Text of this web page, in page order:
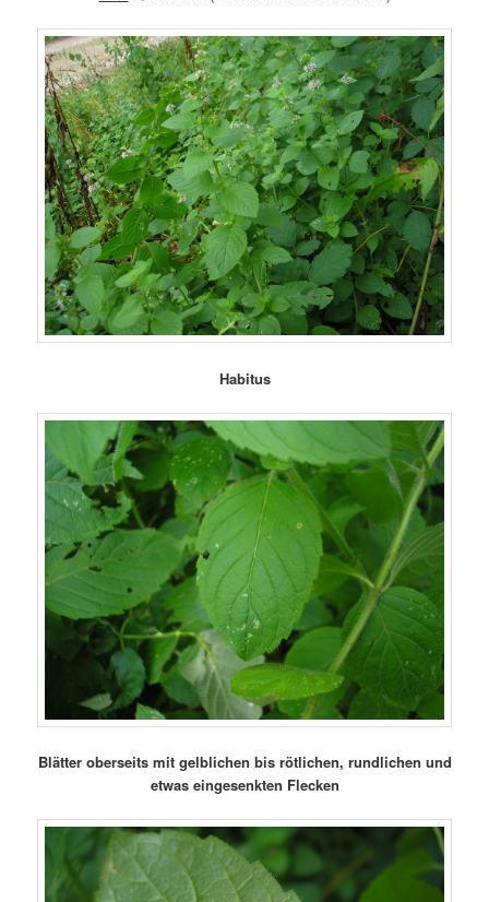
Habitus
Blätter oberseits mit gelblichen bis rötlichen, rundlichen und
etwas eingesenkten Flecken